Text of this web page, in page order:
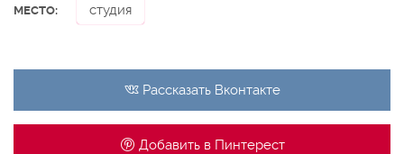
МЕСТО: студия
Рассказать Вконтакте
Добавить в Пинтерест